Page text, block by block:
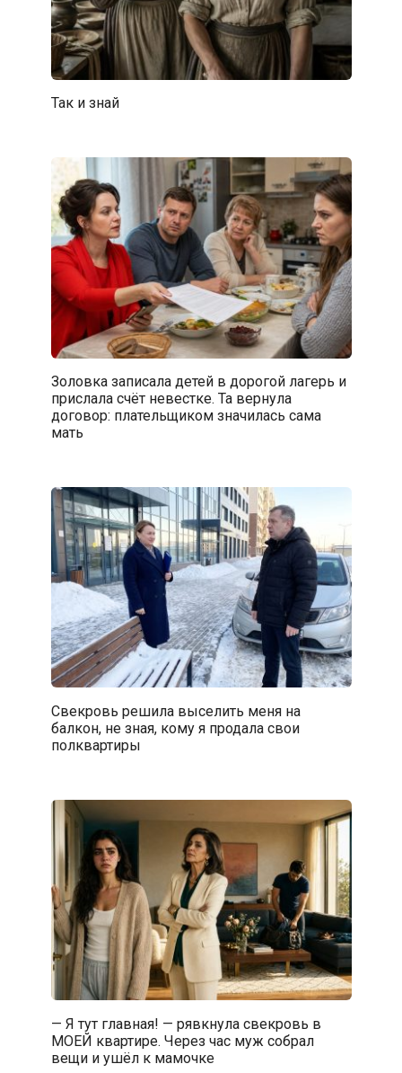
Так и знай
Золовка записала детей в дорогой лагерь и
прислала счёт невестке. Та вернула
договор: плательщиком значилась сама
мать
Свекровь решила выселить меня на
балкон, не зная, кому я продала свои
полквартиры
— Я тут главная! — рявкнула свекровь в
МОЕЙ квартире. Через час муж собрал
вещи и ушёл к мамочке